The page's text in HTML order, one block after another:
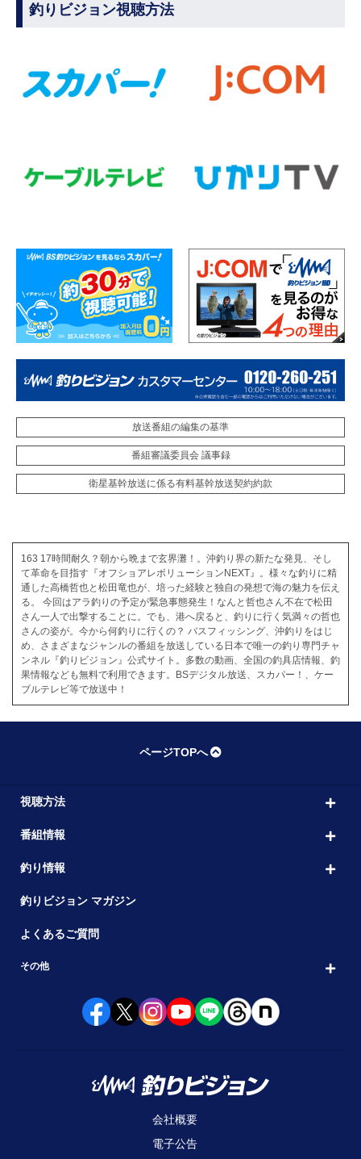
釣りビジョン視聴方法
放送番組の編集の基準
番組審議委員会 議事録
衛星基幹放送に係る有料基幹放送契約約款
163 17時間耐久？朝から晩まで玄界灘！。沖釣り界の新たな発見、そし
て革命を目指す『オフショアレボリューションNEXT』。様々な釣りに精
通した高橋哲也と松田竜也が、培った経験と独自の発想で海の魅力を伝え
る。 今回はアラ釣りの予定が緊急事態発生！なんと哲也さん不在で松田
さん一人で出撃することに。でも、港へ戻ると、釣りに行く気満々の哲也
さんの姿が。今から何釣りに行くの？ バスフィッシング、沖釣りをはじ
め、さまざまなジャンルの番組を放送している日本で唯一の釣り専門チャ
ンネル『釣りビジョン』公式サイト。多数の動画、全国の釣具店情報、釣
果情報なども無料で利用できます。BSデジタル放送、スカパー！、ケー
ブルテレビ等で放送中！
ページTOPへ
視聴方法
番組情報
釣り情報
釣りビジョン マガジン
よくあるご質問
その他
会社概要
電子公告